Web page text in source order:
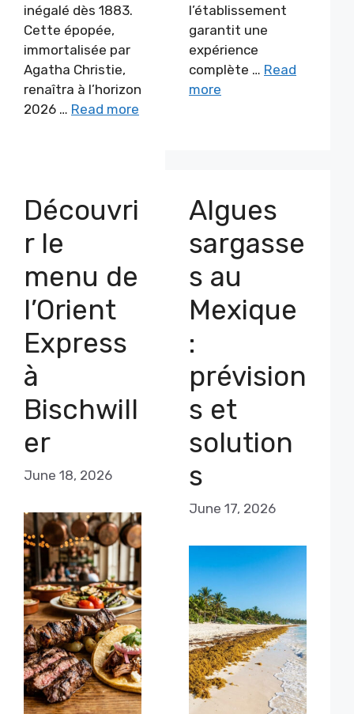
inégalé dès 1883.
Cette épopée,
immortalisée par
Agatha Christie,
renaîtra à l’horizon
2026 … Read more
l’établissement
garantit une
expérience
complète … Read
more
Découvri
r le
menu de
l’Orient
Express
à
Bischwill
er
June 18, 2026
Algues
sargasse
s au
Mexique
:
prévision
s et
solution
s
June 17, 2026